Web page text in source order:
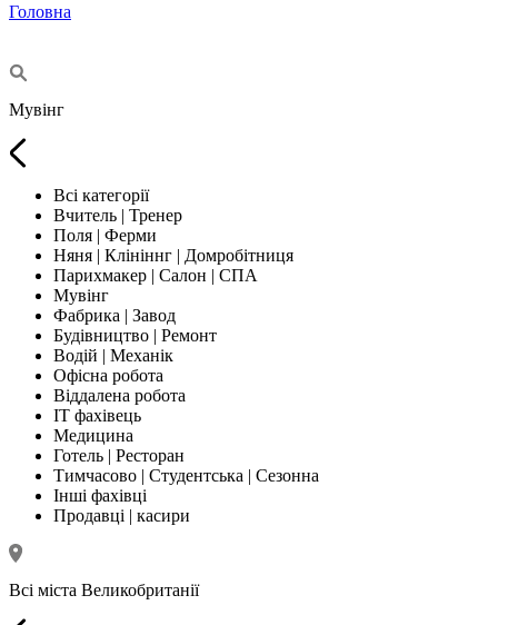
Головна
Мувінг
Всі категорії
Вчитель | Тренер
Поля | Ферми
Няня | Клініннг | Домробітниця
Парихмакер | Салон | СПА
Мувінг
Фабрика | Завод
Будівництво | Ремонт
Водій | Механік
Офісна робота
Віддалена робота
IT фахівець
Медицина
Готель | Ресторан
Тимчасово | Студентська | Сезонна
Інші фахівці
Продавці | касири
Всі міста Великобританії